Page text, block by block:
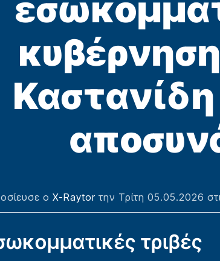
Καστανίδη
ο X-Raytorτην Τρίτη 05.05.2026
τριβές